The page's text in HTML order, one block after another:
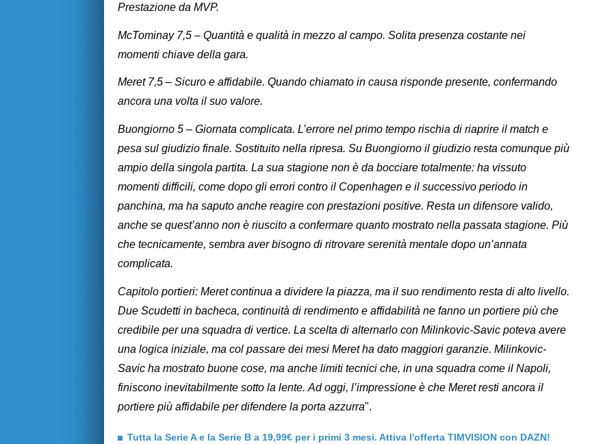
Prestazione da MVP.
McTominay 7,5 – Quantità e qualità in mezzo al campo. Solita presenza costante nei
momenti chiave della gara.
Meret 7,5 – Sicuro e affidabile. Quando chiamato in causa risponde presente, confermando
ancora una volta il suo valore.
Buongiorno 5 – Giornata complicata. L’errore nel primo tempo rischia di riaprire il match e
pesa sul giudizio finale. Sostituito nella ripresa. Su Buongiorno il giudizio resta comunque più
ampio della singola partita. La sua stagione non è da bocciare totalmente: ha vissuto
momenti difficili, come dopo gli errori contro il Copenhagen e il successivo periodo in
panchina, ma ha saputo anche reagire con prestazioni positive. Resta un difensore valido,
anche se quest’anno non è riuscito a confermare quanto mostrato nella passata stagione. Più
che tecnicamente, sembra aver bisogno di ritrovare serenità mentale dopo un’annata
complicata.
Capitolo portieri: Meret continua a dividere la piazza, ma il suo rendimento resta di alto livello.
Due Scudetti in bacheca, continuità di rendimento e affidabilità ne fanno un portiere più che
credibile per una squadra di vertice. La scelta di alternarlo con Milinkovic-Savic poteva avere
una logica iniziale, ma col passare dei mesi Meret ha dato maggiori garanzie. Milinkovic-
Savic ha mostrato buone cose, ma anche limiti tecnici che, in una squadra come il Napoli,
finiscono inevitabilmente sotto la lente. Ad oggi, l’impressione è che Meret resti ancora il
portiere più affidabile per difendere la porta azzurra".
Tutta la Serie A e la Serie B a 19,99€ per i primi 3 mesi. Attiva l'offerta TIMVISION con DAZN!